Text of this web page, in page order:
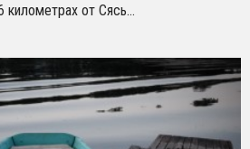
от Сясь...